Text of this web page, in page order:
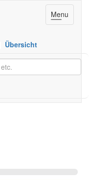
Toggle
navigation
Menu
Übersicht